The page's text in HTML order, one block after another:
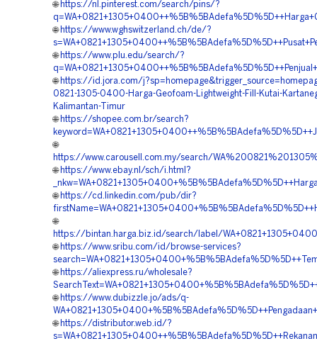
🌐 https://nl.pinterest.com/search/pins/?
🌐 https://www.wghswitzerland.ch/de/?
🌐 https://www.plu.edu/search/?
🌐 https://id.jora.com/
0821-1305-0400-Harga-Geofoam-Lightweight-Fill-Kutai-
Kalimantan-Timur
🌐 https://shopee.com.br/search?
🌐
https://www.carousell.com.my/search/
🌐 https://www.ebay.nl/sch/i.html?
🌐 https://cd.linkedin.com/pub/dir?
🌐
https://bintan.harga.biz.id/search/label/
🌐 https://www.sribu.com/id/browse-services?
🌐 https://aliexpress.ru/wholesale?
🌐 https://www.dubizzle.jo/ads/q-
🌐 https://distributor.web.id/?